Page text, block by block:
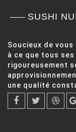
SUSHI
Soucieux de
à ce que tous
rigoureusement
une qualité